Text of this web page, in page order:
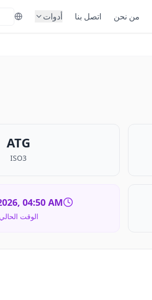
من نحن اتصل بنا أدواتSelect Language
ATG
ISO3
04:50 AM
الوقت الحالي